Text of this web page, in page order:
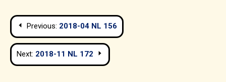
Navigation
de
l’article
Previous: 2018-04 NL 156
Next: 2018-11 NL 172